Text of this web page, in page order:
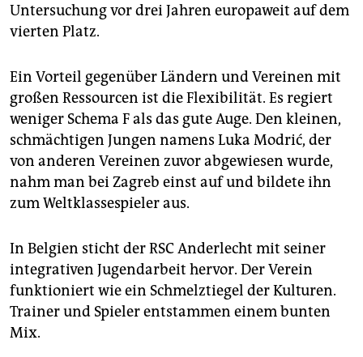
Untersuchung vor drei Jahren europaweit auf dem
vierten Platz.
Ein Vorteil gegenüber Ländern und Vereinen mit
großen Ressourcen ist die Flexibilität. Es regiert
weniger Schema F als das gute Auge. Den kleinen,
schmächtigen Jungen namens Luka Modrić, der
von anderen Vereinen zuvor abgewiesen wurde,
nahm man bei Zagreb einst auf und bildete ihn
zum Weltklassespieler aus.
In Belgien sticht der RSC Anderlecht mit seiner
integrativen Jugendarbeit hervor. Der Verein
funktioniert wie ein Schmelztiegel der Kulturen.
Trainer und Spieler entstammen einem bunten
Mix.